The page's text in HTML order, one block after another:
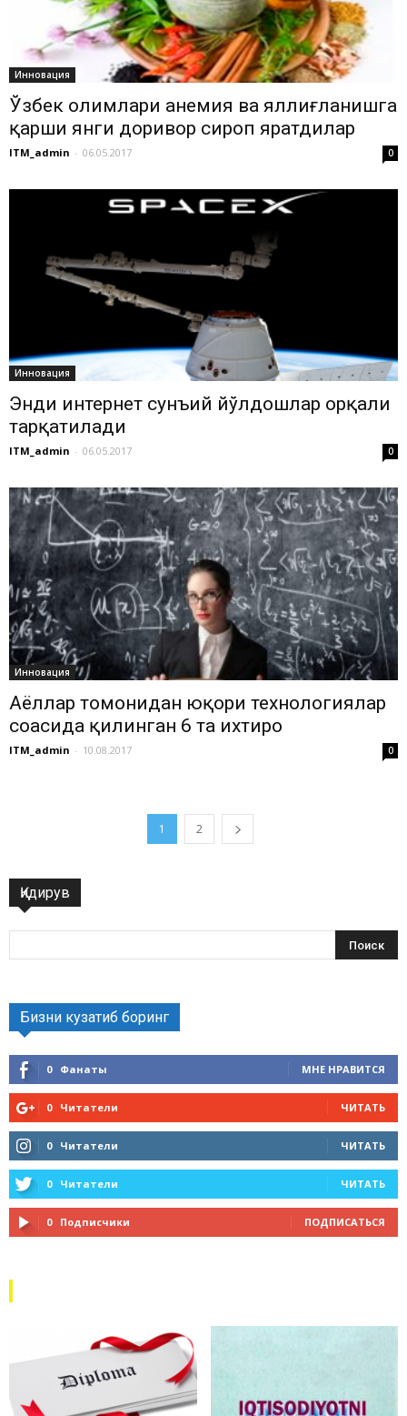
Инновация
Ўзбек олимлари анемия ва яллиғланишга
қарши янги доривор сироп яратдилар
ITM_admin - 06.05.2017 0
Инновация
Энди интернет сунъий йўлдошлар орқали
тарқатилади
ITM_admin - 06.05.2017 0
Инновация
Аёллар томонидан юқори технологиялар
соҳасида қилинган 6 та ихтиро
ITM_admin - 10.08.2017 0
1 2
Қидирув
Бизни кузатиб боринг
0 Фанаты МНЕ НРАВИТСЯ
0 Читатели ЧИТАТЬ
0 Читатели ЧИТАТЬ
0 Читатели ЧИТАТЬ
0 Подписчики ПОДПИСАТЬСЯ